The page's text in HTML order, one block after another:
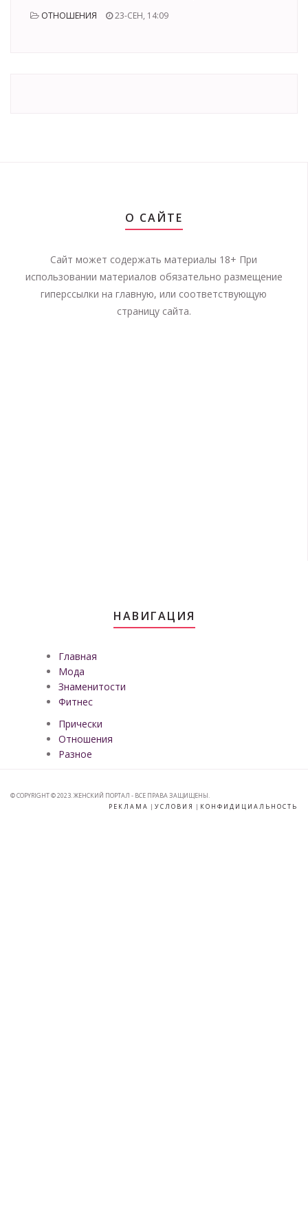
ОТНОШЕНИЯ 23-СЕН, 14:09
О САЙТЕ
Сайт может содержать материалы 18+ При
использовании материалов обязательно размещение
гиперссылки на главную, или соответствующую
страницу сайта.
НАВИГАЦИЯ
Главная
Мода
Знаменитости
Фитнес
Прически
Отношения
Разное
© COPYRIGHT © 2023. ЖЕНСКИЙ ПОРТАЛ - ВСЕ ПРАВА ЗАЩИЩЕНЫ.
РЕКЛАМА | УСЛОВИЯ | КОНФИДИЦИАЛЬНОСТЬ